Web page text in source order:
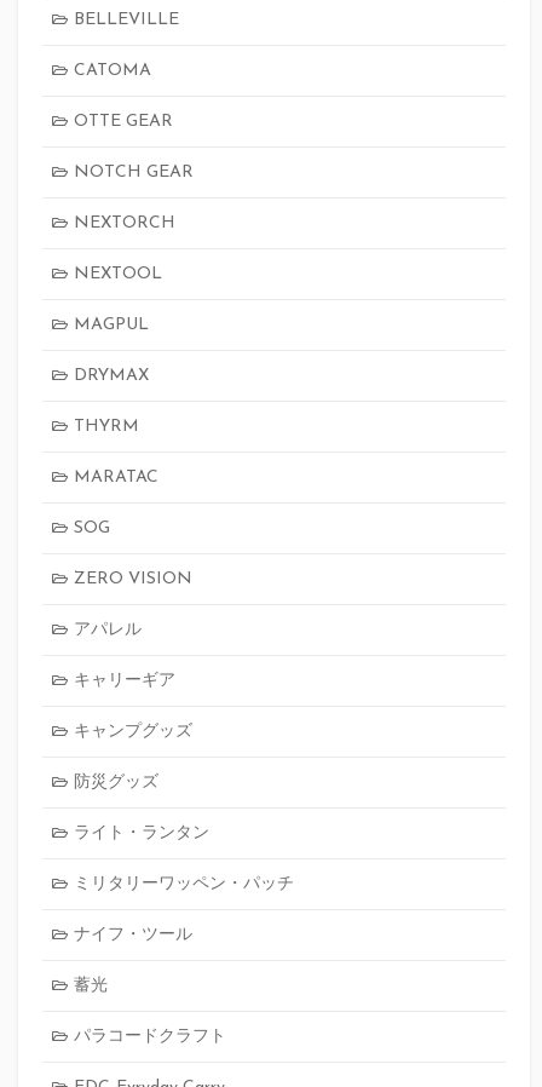
BELLEVILLE
CATOMA
OTTE GEAR
NOTCH GEAR
NEXTORCH
NEXTOOL
MAGPUL
DRYMAX
THYRM
MARATAC
SOG
ZERO VISION
アパレル
キャリーギア
キャンプグッズ
防災グッズ
ライト・ランタン
ミリタリーワッペン・パッチ
ナイフ・ツール
蓄光
パラコードクラフト